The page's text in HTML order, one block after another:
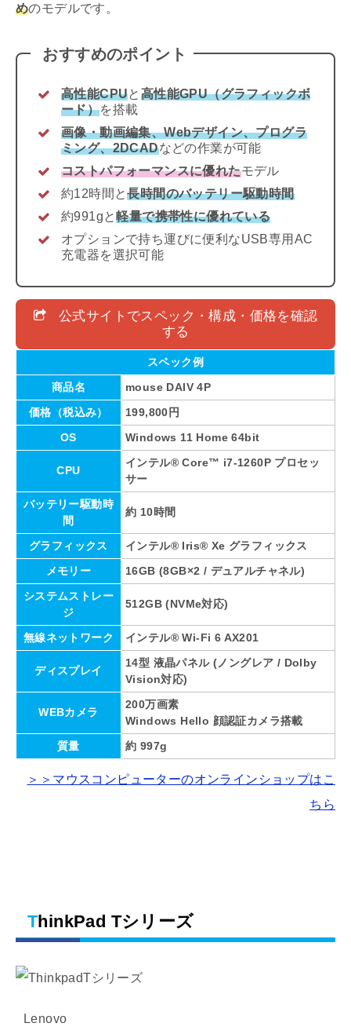
めのモデルです。
おすすめのポイント
高性能CPUと 高性能GPU（グラフィックボ
ード）を搭載
画像・動画編集、Webデザイン、プログラ
ミング、2DCADなどの作業が可能
コストパフォーマンスに優れたモデル
約12時間と長時間のバッテリー駆動時間
約991gと軽量で携帯性に優れている
オプションで持ち運びに便利なUSB専用AC
充電器を選択可能
公式サイトでスペック・構成・価格を確認
する
スペック例
商品名
mouse DAIV 4P
価格（税込み）
199,800円
OS
Windows 11 Home 64bit
CPU
インテル® Core™ i7-1260P プロセッ
サー
バッテリー駆動時
間
約 10時間
グラフィックス
インテル® Iris® Xe グラフィックス
メモリー
16GB (8GB×2 / デュアルチャネル)
システムストレー
ジ
512GB (NVMe対応)
無線ネットワーク インテル® Wi-Fi 6 AX201
ディスプレイ
14型 液晶パネル (ノングレア / Dolby
Vision対応)
WEBカメラ
200万画素
Windows Hello 顔認証カメラ搭載
質量
約 997g
＞＞マウスコンピューターのオンラインショップはこ
ちら
ThinkPad Tシリーズ
Lenovo